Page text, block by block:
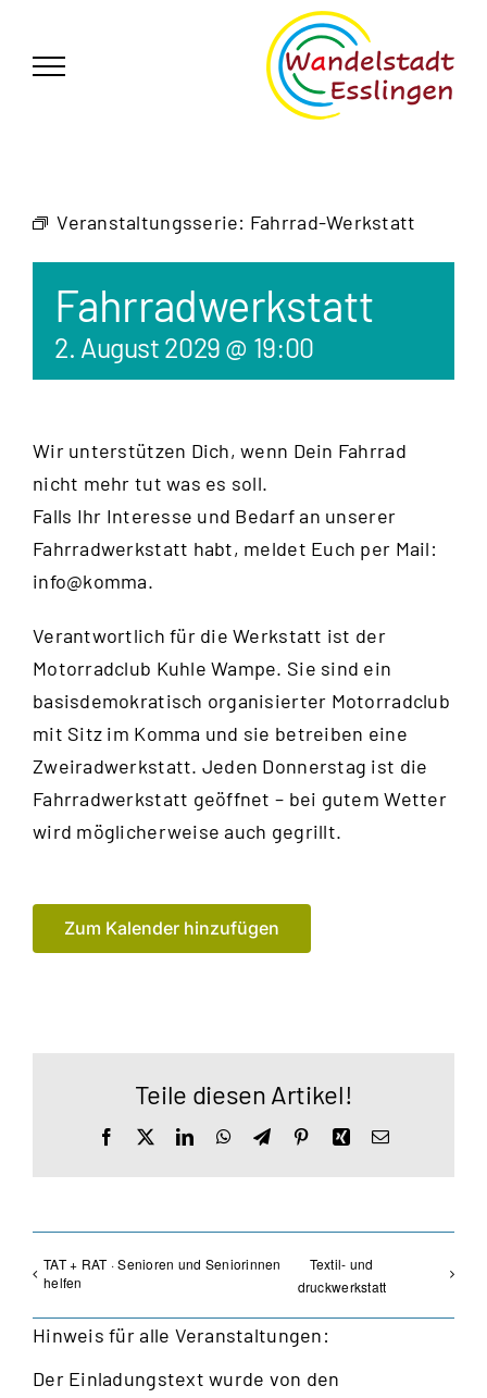
springen
Veranstaltungsserie: Fahrrad-Werkstatt
Fahrradwerkstatt
2. August 2029 @ 19:00
Wir unterstützen Dich, wenn Dein Fahrrad
nicht mehr tut was es soll.
Falls Ihr Interesse und Bedarf an unserer
Fahrradwerkstatt habt, meldet Euch per Mail:
info@komma.
Verantwortlich für die Werkstatt ist der
Motorradclub Kuhle Wampe. Sie sind ein
basisdemokratisch organisierter Motorradclub
mit Sitz im Komma und sie betreiben eine
Zweiradwerkstatt. Jeden Donnerstag ist die
Fahrradwerkstatt geöffnet – bei gutem Wetter
wird möglicherweise auch gegrillt.
Zum Kalender hinzufügen
Teile diesen Artikel!
Facebook LinkedInWhatsApp
TelegramPinterestXingE-
TAT + RAT · Senioren und Seniorinnen
helfen
Textil- und
druckwerkstatt
Hinweis für alle Veranstaltungen:
Der Einladungstext wurde von den